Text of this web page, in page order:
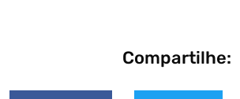
Compartilhe: